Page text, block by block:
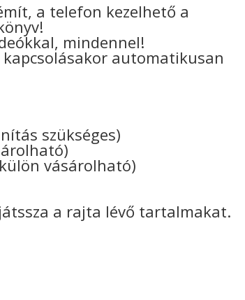
a telefon kezelhető a
mindennel!
automatikusan
szükséges)
vásárolható)
a rajta lévő tartalmakat.